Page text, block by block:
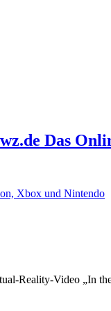
Das
Xbox und Nintendo
Reality-Video „In